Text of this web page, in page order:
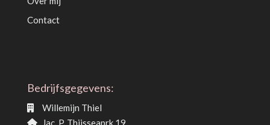
Contact
Bedrijfsgegevens:
Willemijn Thiel
Jac. P. Thijsseaprk 19